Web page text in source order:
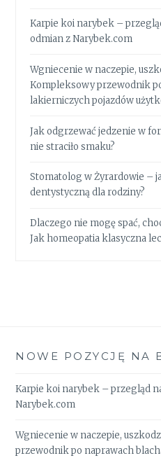
Karpie koi narybek –
odmian z Narybek.com
Wgniecenie w naczepie,
Kompleksowy przewodnik
lakierniczych pojazdów
Jak odgrzewać jedzenie w
nie straciło smaku?
Stomatolog w Żyrardowie –
dentystyczną dla rodziny?
Dlaczego nie mogę spać,
Jak homeopatia klasyczna
NOWE POZYCJĘ NA
Karpie koi narybek – przegląd
Narybek.com
Wgniecenie w naczepie,
przewodnik po naprawach